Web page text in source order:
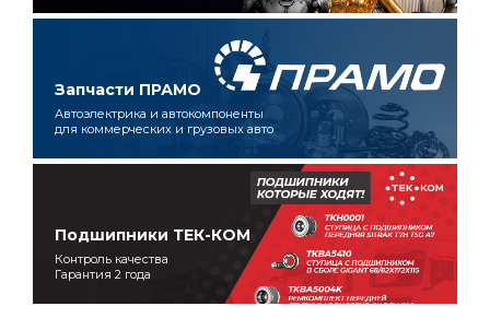
Запчасти ПРАМО
Автоэлектрика и автокомпоненты
для коммерческих и грузовых авто
Подшипники ТЕК-КОМ
Контроль качества
Гарантия 2 года